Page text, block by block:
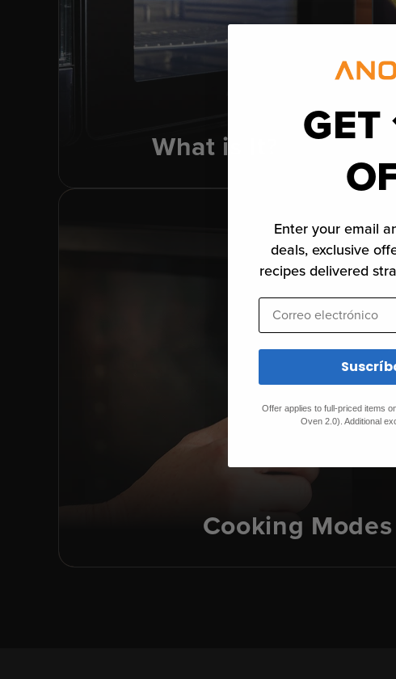
What is It?
Cooking Modes
GET
Enter your email
deals, exclusive
recipes delivered
Correo electrónico
Offer applies to full-priced items
Oven 2.0). Additional